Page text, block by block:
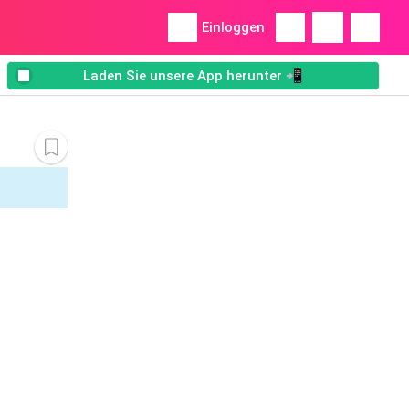
Einloggen
Laden Sie unsere App herunter 📲